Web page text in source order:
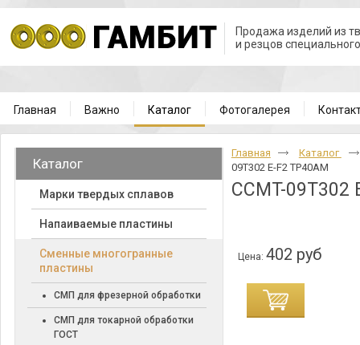
Продажа изделий из
и резцов
Главная Важно Каталог Фотогалерея
Каталог
Марки твердых сплавов
Напаиваемые пластины
Cменные многогранные
пластины
СМП для фрезерной обработки
СМП для токарной обработки
ГОСТ
Главная
Каталог
09T302 E-F2 TP40AM
CCMT-09T302
Цена:402 руб